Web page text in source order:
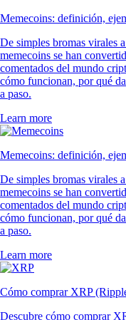
Memecoins: definición,
De simples bromas virales
memecoins se han
comentados del mundo
cómo funcionan, por qué
a paso.
Learn more
Memecoins: definición,
De simples bromas virales
memecoins se han
comentados del mundo
cómo funcionan, por qué
a paso.
Learn more
Cómo comprar XRP
Descubre cómo comprar